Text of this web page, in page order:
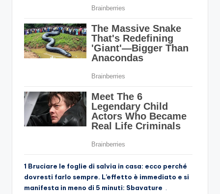
1 Bruciare le foglie di salvia in casa: ecco perché
dovresti farlo sempre. L’effetto è immediato e si
manifesta in meno di 5 minuti: Sbavature